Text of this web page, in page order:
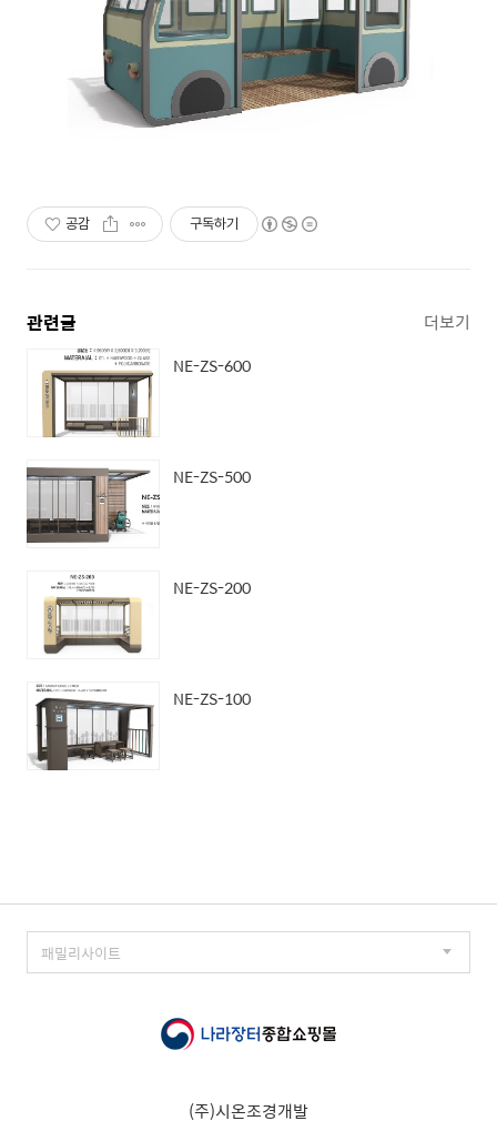
공감 구독하기
관련글 더보기
NE-ZS-600
NE-ZS-500
NE-ZS-200
NE-ZS-100
(주)시온조경개발